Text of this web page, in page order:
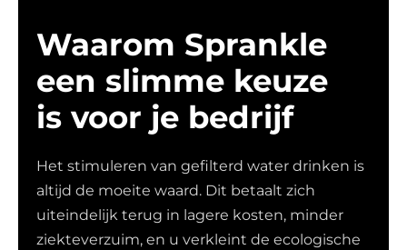
Waarom Sprankle
een slimme keuze
is voor je bedrijf
Het stimuleren van gefilterd water drinken is
altijd de moeite waard. Dit betaalt zich
uiteindelijk terug in lagere kosten, minder
ziekteverzuim, en u verkleint de ecologische